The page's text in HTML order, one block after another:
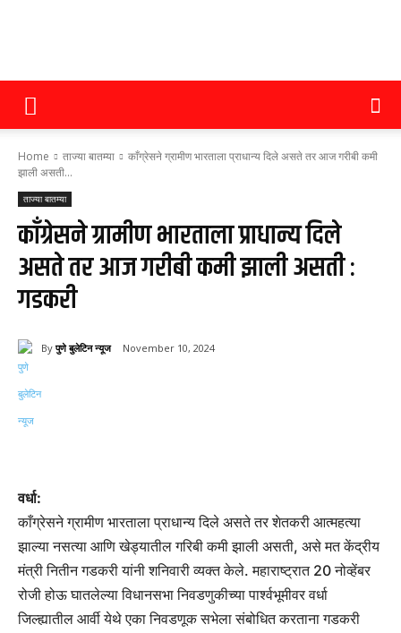
पुणे
बुलेटिन
न्यूज
Home ताज्या बातम्या
काँग्रेसने ग्रामीण भारताला प्राधान्य दिले असते तर आज गरीबी कमी
झाली असती...
ताज्या बातम्या
काँग्रेसने ग्रामीण भारताला प्राधान्य दिले
असते तर आज गरीबी कमी झाली असती :
गडकरी
By पुणे बुलेटिन न्यूज November 10, 2024
वर्धा:
काँग्रेसने ग्रामीण भारताला प्राधान्य दिले असते तर शेतकरी आत्महत्या
झाल्या नसत्या आणि खेड्यातील गरिबी कमी झाली असती, असे मत केंद्रीय
मंत्री नितीन गडकरी यांनी शनिवारी व्यक्त केले. महाराष्ट्रात 20 नोव्हेंबर
रोजी होऊ घातलेल्या विधानसभा निवडणुकीच्या पार्श्वभूमीवर वर्धा
जिल्ह्यातील आर्वी येथे एका निवडणूक सभेला संबोधित करताना गडकरी